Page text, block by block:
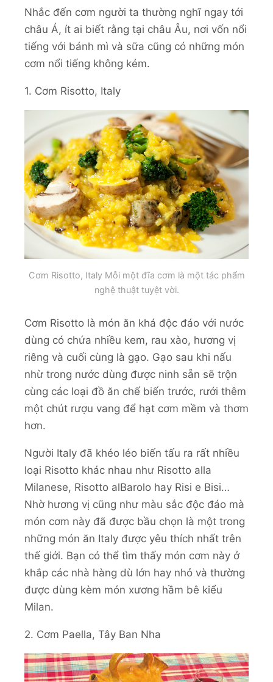
Nhắc đến cơm người ta thường nghĩ ngay tới
châu Á, ít ai biết rằng tại châu Âu, nơi vốn nổi
tiếng với bánh mì và sữa cũng có những món
cơm nổi tiếng không kém.
1. Cơm Risotto, Italy
Cơm Risotto, Italy Mỗi một đĩa cơm là một tác phẩm
nghệ thuật tuyệt vời.
Cơm Risotto là món ăn khá độc đáo với nước
dùng có chứa nhiều kem, rau xào, hương vị
riêng và cuối cùng là gạo. Gạo sau khi nấu
nhừ trong nước dùng được ninh sẵn sẽ trộn
cùng các loại đồ ăn chế biến trước, rưới thêm
một chút rượu vang để hạt cơm mềm và thơm
hơn.
Người Italy đã khéo léo biến tấu ra rất nhiều
loại Risotto khác nhau như Risotto alla
Milanese, Risotto alBarolo hay Risi e Bisi…
Nhờ hương vị cũng như màu sắc độc đáo mà
món cơm này đã được bầu chọn là một trong
những món ăn Italy được yêu thích nhất trên
thế giới. Bạn có thể tìm thấy món cơm này ở
khắp các nhà hàng dù lớn hay nhỏ và thường
được dùng kèm món xương hầm bê kiểu
Milan.
2. Cơm Paella, Tây Ban Nha